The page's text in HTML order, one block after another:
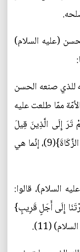
(عليه السلام)
للذي صنعه الحسن
ممّا طلعت عليه
تَرَ إِلَى الَّذِينَ قِيلَ
لَهُمْ كُفُّوا أَيْدِيَكُمْ وَأَقِيمُوا الصَّلَاةَ وَآَتُوا الزَّكَاةَ}(9)، إنّما هي
السلام)، قالوا:
إِلَى أَجَلٍ قَرِيبٍ}